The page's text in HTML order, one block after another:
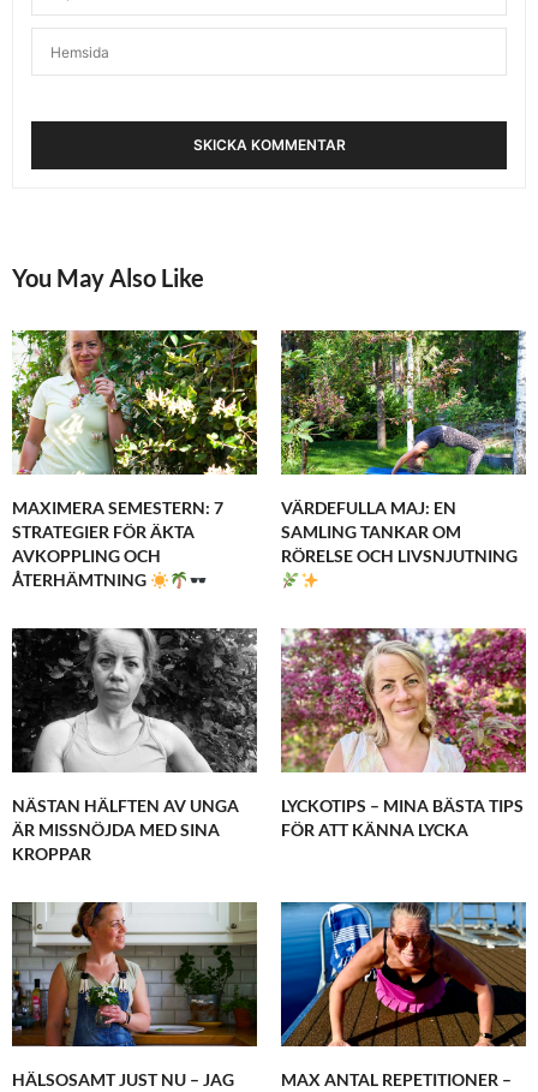
You May Also Like
MAXIMERA SEMESTERN: 7
STRATEGIER FÖR ÄKTA
AVKOPPLING OCH
ÅTERHÄMTNING
VÄRDEFULLA MAJ: EN
SAMLING TANKAR OM
RÖRELSE OCH LIVSNJUTNING
NÄSTAN HÄLFTEN AV UNGA
ÄR MISSNÖJDA MED SINA
KROPPAR
LYCKOTIPS – MINA BÄSTA TIPS
FÖR ATT KÄNNA LYCKA
HÄLSOSAMT JUST NU – JAG
MAX ANTAL REPETITIONER –